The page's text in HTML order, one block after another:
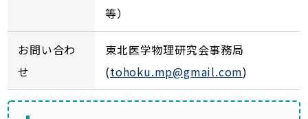
等）
お問い合わ
せ
東北医学物理研究会事務局
(tohoku.mp@gmail.com)